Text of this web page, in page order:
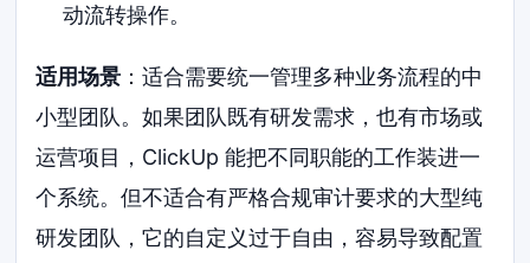
动流转操作。
适用场景 ：适合需要统一管理多种业务流程的中
小型团队。如果团队既有研发需求，也有市场或
运营项目，ClickUp 能把不同职能的工作装进一
个系统。但不适合有严格合规审计要求的大型纯
研发团队，它的自定义过于自由，容易导致配置